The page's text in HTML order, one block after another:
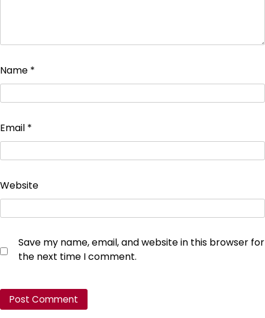
Name *
Email *
Website
Save my name, email, and website in this browser for
the next time I comment.